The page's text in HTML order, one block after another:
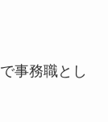
事務職とし